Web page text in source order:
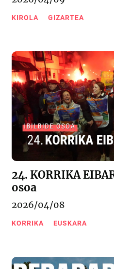
KIROLA GIZARTEA
24. KORRIKA
osoa
2026/04/08
KORRIKA EUSKARA